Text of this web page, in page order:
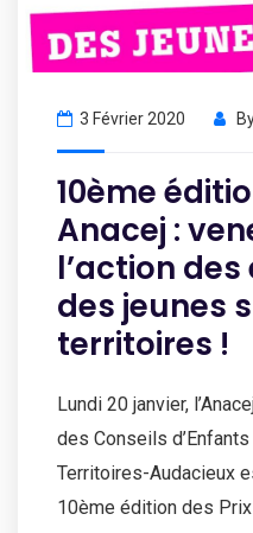
3 Février 2020
10ème
Anacej :
l’action
des jeunes
territoires !
Lundi 20 janvier,
des Conseils
Territoires-Audacieux
10ème édition des